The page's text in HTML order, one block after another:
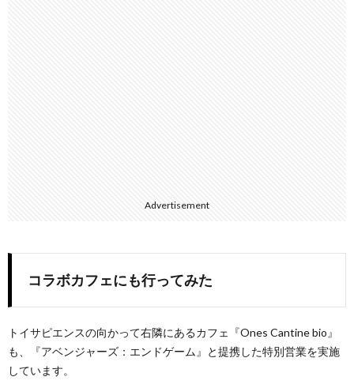
Advertisement
コラボカフェにも行ってみた
トイサピエンスの向かって右隣にあるカフェ『Ones Cantine bio』
も、『アベンジャーズ：エンドゲーム』と提携した特別営業を実施
しています。